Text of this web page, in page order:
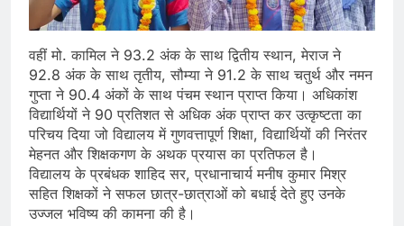
वहीं मो. कामिल ने 93.2 अंक के साथ द्वितीय स्थान, मेराज ने
92.8 अंक के साथ तृतीय, सौम्या ने 91.2 के साथ चतुर्थ और नमन
गुप्ता ने 90.4 अंकों के साथ पंचम स्थान प्राप्त किया। अधिकांश
विद्यार्थियों ने 90 प्रतिशत से अधिक अंक प्राप्त कर उत्कृष्टता का
परिचय दिया जो विद्यालय में गुणवत्तापूर्ण शिक्षा, विद्यार्थियों की निरंतर
मेहनत और शिक्षकगण के अथक प्रयास का प्रतिफल है।
विद्यालय के प्रबंधक शाहिद सर, प्रधानाचार्य मनीष कुमार मिश्र
सहित शिक्षकों ने सफल छात्र-छात्राओं को बधाई देते हुए उनके
उज्जल भविष्य की कामना की है।